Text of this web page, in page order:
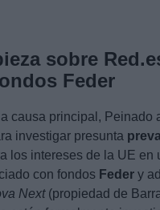
sobre
Feder
causa principal, Peinado
investigar presunta
los intereses de la UE en
con fondos Feder y
Next(propiedad de